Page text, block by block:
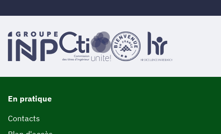
En pratique
Contacts